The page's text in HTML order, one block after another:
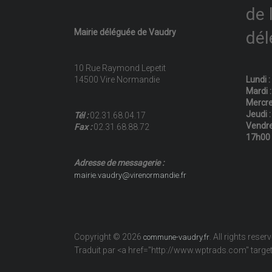
Mairie déléguée de Vaudry
10 Rue Raymond Lepetit
14500 Vire Normandie
Tél :02.31.68.04.17
Fax :02.31.68.88.72
Adresse de messagerie :
mairie.vaudry@virenormandie.fr
de
Lundi
Mardi
Jeudi
17h00
Copyright © 2026 commune-vaudry.fr . All rights
Traduit par <a href="http://www.wptrads.com"